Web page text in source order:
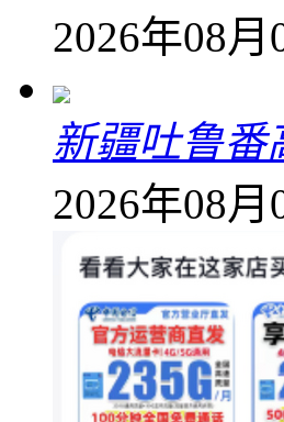
2026年08月
新疆吐鲁番
2026年08月